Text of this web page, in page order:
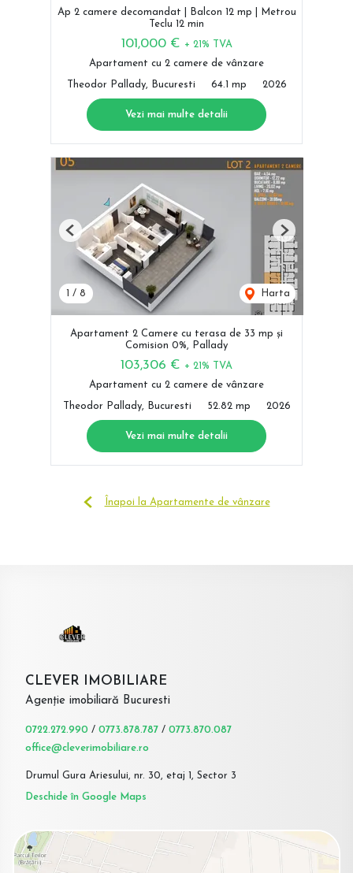
Ap 2 camere decomandat | Balcon 12 mp | Metrou
Teclu 12 min
101,000 € + 21% TVA
Apartament cu 2 camere de vânzare
Theodor Pallady, Bucuresti 64.1 mp 2026
Vezi mai multe detalii
1 / 8 Harta
Previous Next
Apartament 2 Camere cu terasa de 33 mp și
Comision 0%, Pallady
103,306 € + 21% TVA
Apartament cu 2 camere de vânzare
Theodor Pallady, Bucuresti 52.82 mp 2026
Vezi mai multe detalii
Înapoi la Apartamente de vânzare
CLEVER IMOBILIARE
Agenție imobiliară Bucuresti
0722.272.990 / 0773.878.787 / 0773.870.087
office@cleverimobiliare.ro
Drumul Gura Ariesului, nr. 30, etaj 1, Sector 3
Deschide în Google Maps